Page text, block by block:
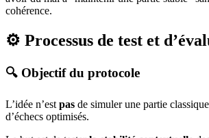
cohérence.
⚙️ Processus de test et
🔍 Objectif du protocole
L’idée n’est pas de simuler une partie
d’échecs optimisés.